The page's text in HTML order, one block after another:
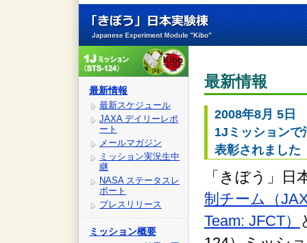
最新情報
最新スケジュール
JAXA デイリーレポ
ート
メールマガジン
ミッション実況生中
継
NASA ステータスレ
ポート
プレスリリース
ミッション概要
最新情報
2008年8月 5日
1Jミッションで
表彰されました
「きぼう」日
制チーム（
Team: JFCT）